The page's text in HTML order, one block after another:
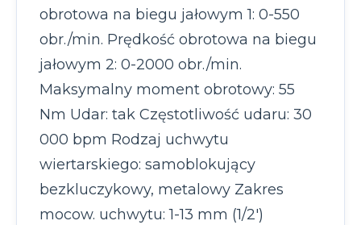
obrotowa na biegu jałowym 1: 0-550
obr./min. Prędkość obrotowa na biegu
jałowym 2: 0-2000 obr./min.
Maksymalny moment obrotowy: 55
Nm Udar: tak Częstotliwość udaru: 30
000 bpm Rodzaj uchwytu
wiertarskiego: samoblokujący
bezkluczykowy, metalowy Zakres
mocow. uchwytu: 1-13 mm (1/2')